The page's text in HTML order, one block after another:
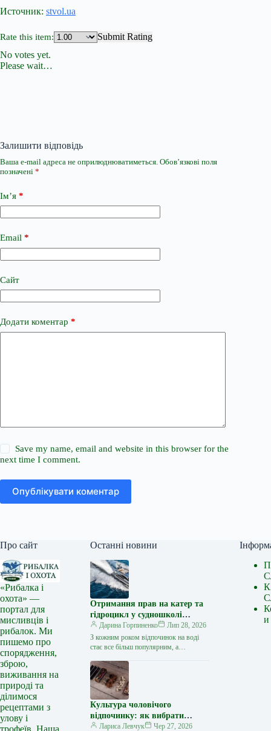
Источник: stvol.ua
Rate this item:
Submit Rating
No votes yet.
Please wait…
Залишити відповідь
Ваша e-mail адреса не оприлюднюватиметься. Обов’язкові поля
позначені *
Ім’я *
Email *
Сайт
Додати коментар *
Save my name, email and website in this browser for the
next time I comment.
Опублікувати коментар
Про сайт
«Рибалка і
охота» —
портал для
мисливців і
рибалок. Ми
пишемо про
спорядження,
зброю,
виживання на
природі та
ділимося
рецептами з
улову і
трофеїв. Наша
Останні новини
Отримання прав на катер та
гідроцикл у судношколі
«Либідь-А»: від теорії до
іспиту
Дарина Горпиненко
Лип 28, 2026
З кожним роком відпочинок на воді
стає все більш популярним, а
чи гідроциклом відкриває нові
горизонти…
Культура чоловічого
відпочинку: як вибрати
стильний та корисний
Лариса Левчук Чер 27, 2026
и